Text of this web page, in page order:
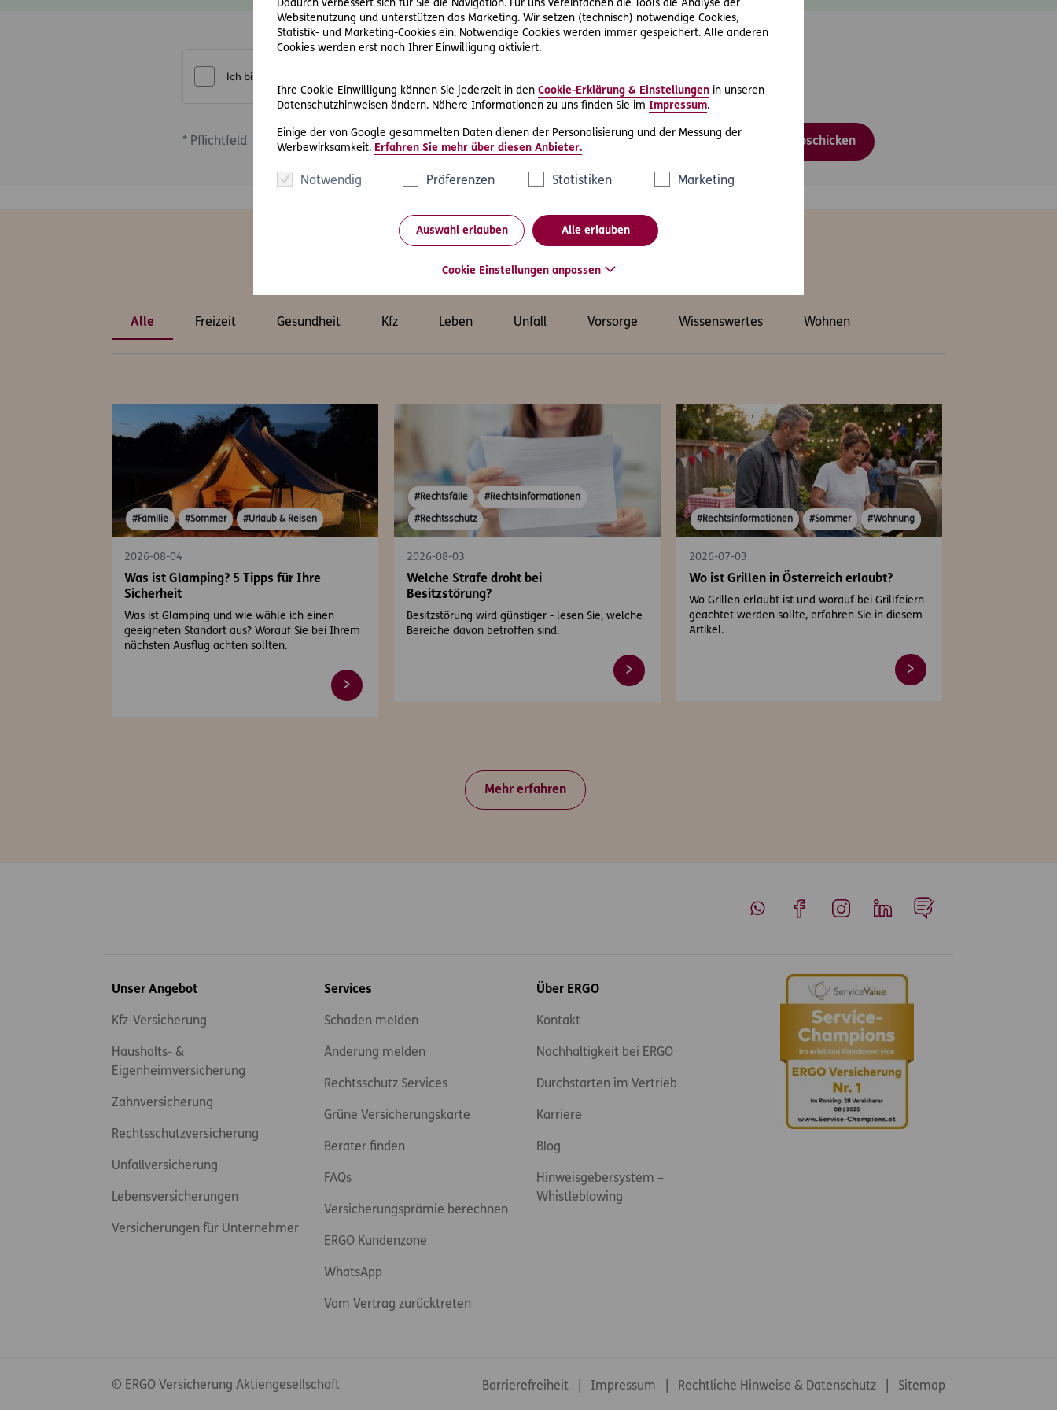
Dadurch verbessert sich für Sie die Navigation. Für uns vereinfachen die Tools die Analyse der
Websitenutzung und unterstützen das Marketing. Wir setzen (technisch) notwendige Cookies,
Statistik- und Marketing-Cookies ein. Notwendige Cookies werden immer gespeichert. Alle anderen
Cookies werden erst nach Ihrer Einwilligung aktiviert.
Ihre Cookie-Einwilligung können Sie jederzeit in den Cookie-Erklärung & Einstellungen in unseren
Datenschutzhinweisen ändern. Nähere Informationen zu uns finden Sie im Impressum.
Einige der von Google gesammelten Daten dienen der Personalisierung und der Messung der
Werbewirksamkeit. Erfahren Sie mehr über diesen Anbieter.
Notwendig Präferenzen Statistiken Marketing
Auswahl erlauben Alle erlauben
Cookie Einstellungen anpassen
Friendly Captcha
* Pflichtfeld Abschicken
Das könnte Sie auch interessieren
Alle Freizeit Gesundheit Kfz Leben Unfall Vorsorge Wissenswertes Wohnen
#Familie #Sommer #Urlaub & Reisen
2026-08-04
Was ist Glamping? 5 Tipps für Ihre
Sicherheit
Was ist Glamping und wie wähle ich einen
geeigneten Standort aus? Worauf Sie bei Ihrem
nächsten Ausflug achten sollten.
#Rechtsfälle #Rechtsinformationen
#Rechtsschutz
2026-08-03
Welche Strafe droht bei
Besitzstörung?
Besitzstörung wird günstiger - lesen Sie, welche
Bereiche davon betroffen sind.
#Rechtsinformationen #Sommer #Wohnung
2026-07-03
Wo ist Grillen in Österreich erlaubt?
Wo Grillen erlaubt ist und worauf bei Grillfeiern
geachtet werden sollte, erfahren Sie in diesem
Artikel.
Mehr erfahren
Inhaltsübersicht
Unser Angebot
Kfz-Versicherung
Haushalts- &
Eigenheimversicherung
Zahnversicherung
Rechtsschutzversicherung
Unfallversicherung
Lebensversicherungen
Versicherungen für Unternehmer
Services
Schaden melden
Änderung melden
Rechtsschutz Services
Grüne Versicherungskarte
Berater finden
FAQs
Versicherungsprämie berechnen
ERGO Kundenzone
WhatsApp
Vom Vertrag zurücktreten
Über ERGO
Kontakt
Nachhaltigkeit bei ERGO
Durchstarten im Vertrieb
Karriere
Blog
Hinweisgebersystem –
Whistleblowing
© ERGO Versicherung Aktiengesellschaft Footer-Links
Barrierefreiheit Impressum Rechtliche Hinweise & Datenschutz Sitemap